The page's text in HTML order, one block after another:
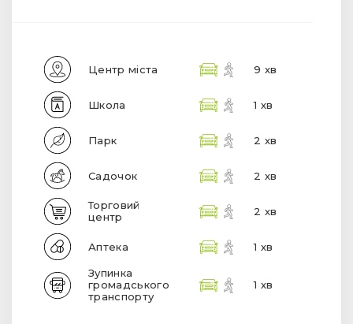
Центр міста 9 хв
Школа 1 хв
Парк 2 хв
Садочок 2 хв
Торговий
центр
2 хв
Аптека 1 хв
Зупинка
громадського
транспорту
1 хв